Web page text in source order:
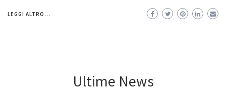
LEGGI ALTRO...
Ultime News